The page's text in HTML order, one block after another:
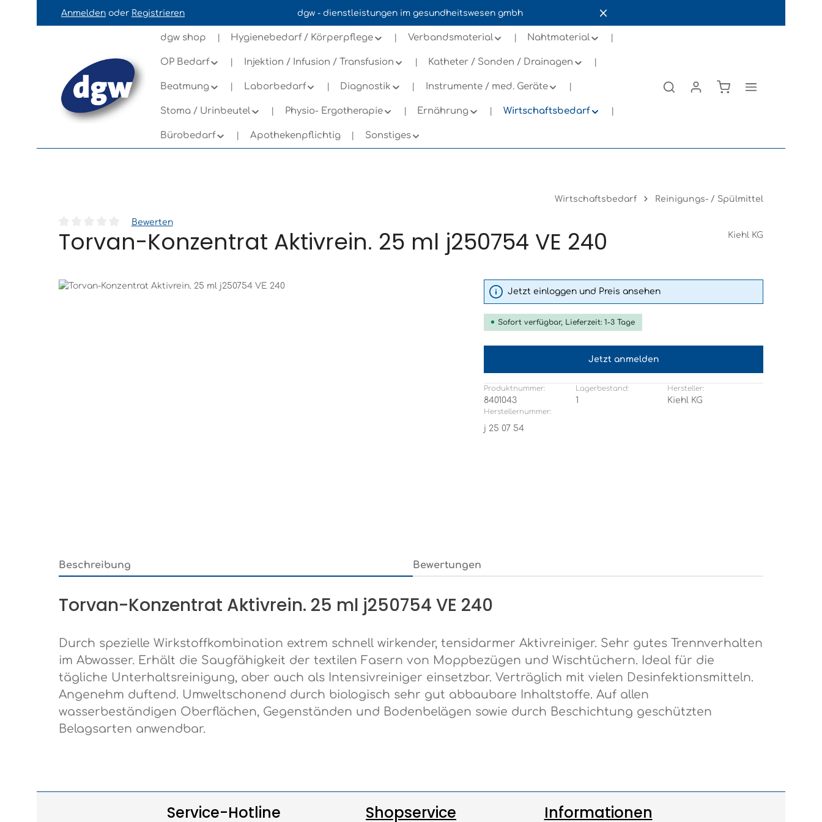
springen Zur Navigation der B2B-Plattform springen
Anmelden oder Registrieren dgw - dienstleistungen im gesundheitswesen gmbh
dgw shop Hygienebedarf / Körperpflege Verbandsmaterial Nahtmaterial
OP Bedarf Injektion / Infusion / Transfusion Katheter / Sonden / Drainagen
Beatmung Laborbedarf Diagnostik Instrumente / med. Geräte
Stoma / Urinbeutel Physio- Ergotherapie Ernährung Wirtschaftsbedarf
Bürobedarf Apothekenpflichtig Sonstiges
Wirtschaftsbedarf Reinigungs- / Spülmittel
Durchschnittliche Bewertung von 0 von 5 Sternen
Bewerten
Torvan-Konzentrat Aktivrein. 25 ml j250754 VE 240 Kiehl KG
Bildergalerie überspringen
Jetzt einloggen und Preis ansehen
Sofort verfügbar, Lieferzeit: 1-3 Tage
Jetzt anmelden
Produktnummer:
8401043
Herstellernummer:
j 25 07 54
Lagerbestand:
1
Hersteller:
Kiehl KG
Beschreibung Bewertungen
Torvan-Konzentrat Aktivrein. 25 ml j250754 VE 240
Durch spezielle Wirkstoffkombination extrem schnell wirkender, tensidarmer Aktivreiniger. Sehr gutes Trennverhalten
im Abwasser. Erhält die Saugfähigkeit der textilen Fasern von Moppbezügen und Wischtüchern. Ideal für die
tägliche Unterhaltsreinigung, aber auch als Intensivreiniger einsetzbar. Verträglich mit vielen Desinfektionsmitteln.
Angenehm duftend. Umweltschonend durch biologisch sehr gut abbaubare Inhaltstoffe. Auf allen
wasserbeständigen Oberflächen, Gegenständen und Bodenbelägen sowie durch Beschichtung geschützten
Belagsarten anwendbar.
Service-Hotline Shopservice Informationen